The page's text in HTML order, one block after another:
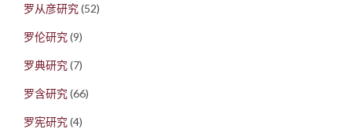
罗从彦研究(52)
罗伦研究(9)
罗典研究(7)
罗含研究(66)
罗宪研究(4)